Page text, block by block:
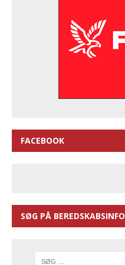
FACEBOOK
SØG PÅ BEREDSKABSINFO